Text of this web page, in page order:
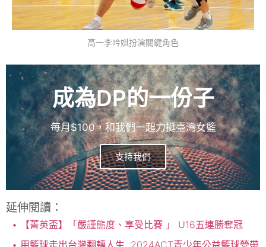
高一李吟娸扮演關鍵角色
成為DP的一份子
每月$100，和我們一起力挺臺灣女籃
支持我們
延伸閱讀：
【菁英盃】「嚴謹態度、享受比賽 」 U16五連勝奪冠